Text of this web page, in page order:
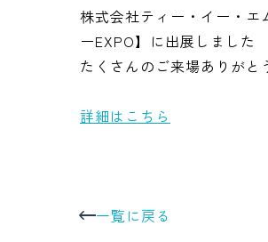
株式会社ティー・イー・
ーEXPO】に出展しました
たくさんのご来場ありがと
詳細はこちら
一覧に戻る